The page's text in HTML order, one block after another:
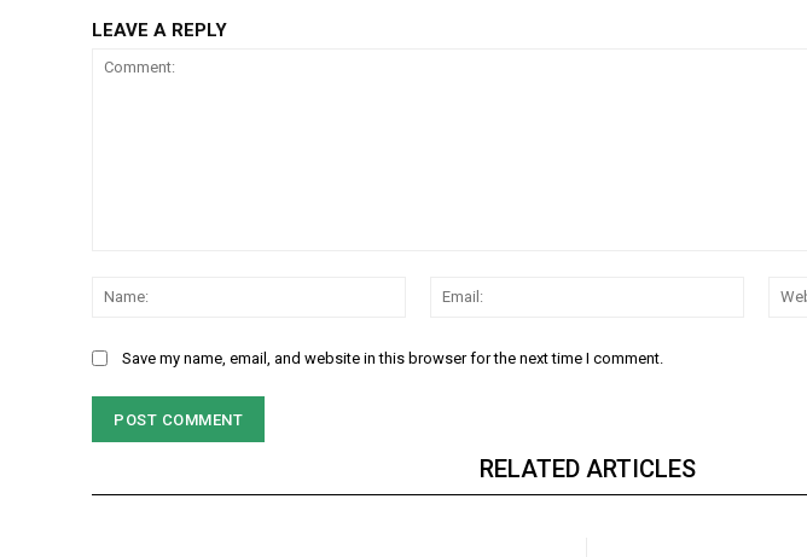
LEAVE A REPLY
Name:
Email:
Save my name, email, and website in this browser for the next time I comment.
RELATED ARTICLES